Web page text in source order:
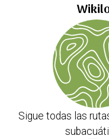
Sigue todas las